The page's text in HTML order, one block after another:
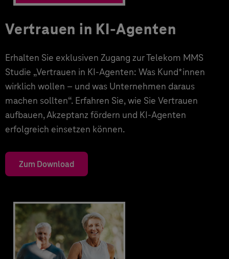
Vertrauen in KI-Agenten
Erhalten Sie exklusiven Zugang zur Telekom MMS
Studie „Vertrauen in KI-Agenten: Was Kund*innen
wirklich wollen – und was Unternehmen daraus
machen sollten“. Erfahren Sie, wie Sie Vertrauen
aufbauen, Akzeptanz fördern und KI-Agenten
erfolgreich einsetzen können.
Zum Download